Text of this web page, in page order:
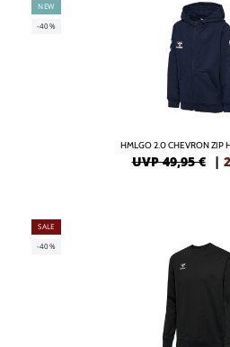
NEW
-40%
HMLGO 2.0 CHEVRON ZIP
UVP 49,95 € |
SALE
-40%